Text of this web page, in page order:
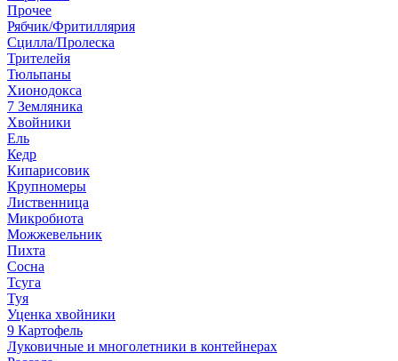
Прочее
Рябчик/Фритиллярия
Сцилла/Пролеска
Трителейя
Тюльпаны
Хионодокса
7 Земляника
Хвойники
Ель
Кедр
Кипарисовик
Крупномеры
Лиственница
Микробиота
Можжевельник
Пихта
Сосна
Тсуга
Туя
Уценка хвойники
9 Картофель
Луковичные и многолетники в контейнерах